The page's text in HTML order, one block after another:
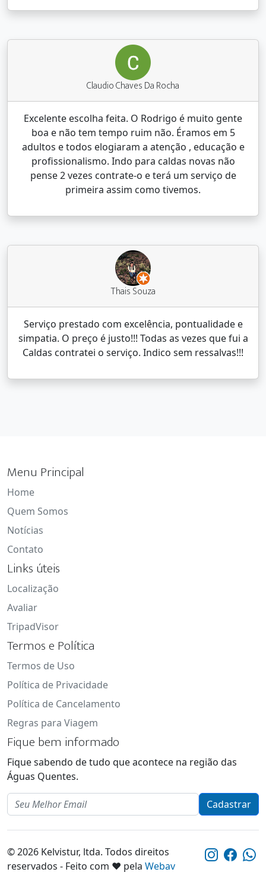
Claudio Chaves Da Rocha
Excelente escolha feita. O Rodrigo é muito gente
boa e não tem tempo ruim não. Éramos em 5
adultos e todos elogiaram a atenção , educação e
profissionalismo. Indo para caldas novas não
pense 2 vezes contrate-o e terá um serviço de
primeira assim como tivemos.
Thais Souza
Serviço prestado com excelência, pontualidade e
simpatia. O preço é justo!!! Todas as vezes que fui a
Caldas contratei o serviço. Indico sem ressalvas!!!
Menu Principal
Home
Quem Somos
Notícias
Contato
Links úteis
Localização
Avaliar
TripadVisor
Termos e Política
Termos de Uso
Política de Privacidade
Política de Cancelamento
Regras para Viagem
Fique bem informado
Fique sabendo de tudo que acontece na região das
Águas Quentes.
Email
Cadastrar
© 2026 Kelvistur, ltda. Todos direitos
reservados - Feito com ❤️ pela Webav